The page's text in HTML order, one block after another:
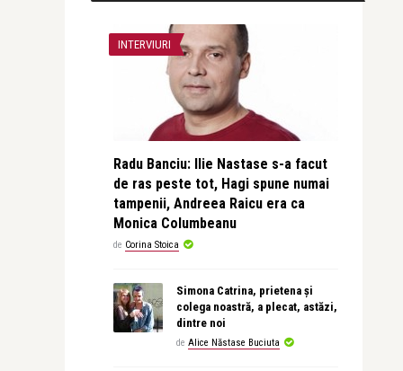
INTERVIURI
Radu Banciu: Ilie Nastase s-a facut
de ras peste tot, Hagi spune numai
tampenii, Andreea Raicu era ca
Monica Columbeanu
de Corina Stoica
Simona Catrina, prietena și
colega noastră, a plecat, astăzi,
dintre noi
de Alice Năstase Buciuta